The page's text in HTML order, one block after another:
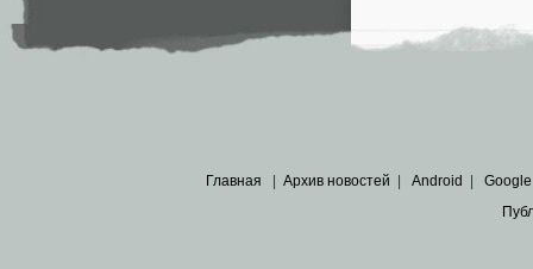
Главная Архив новостей Android Google